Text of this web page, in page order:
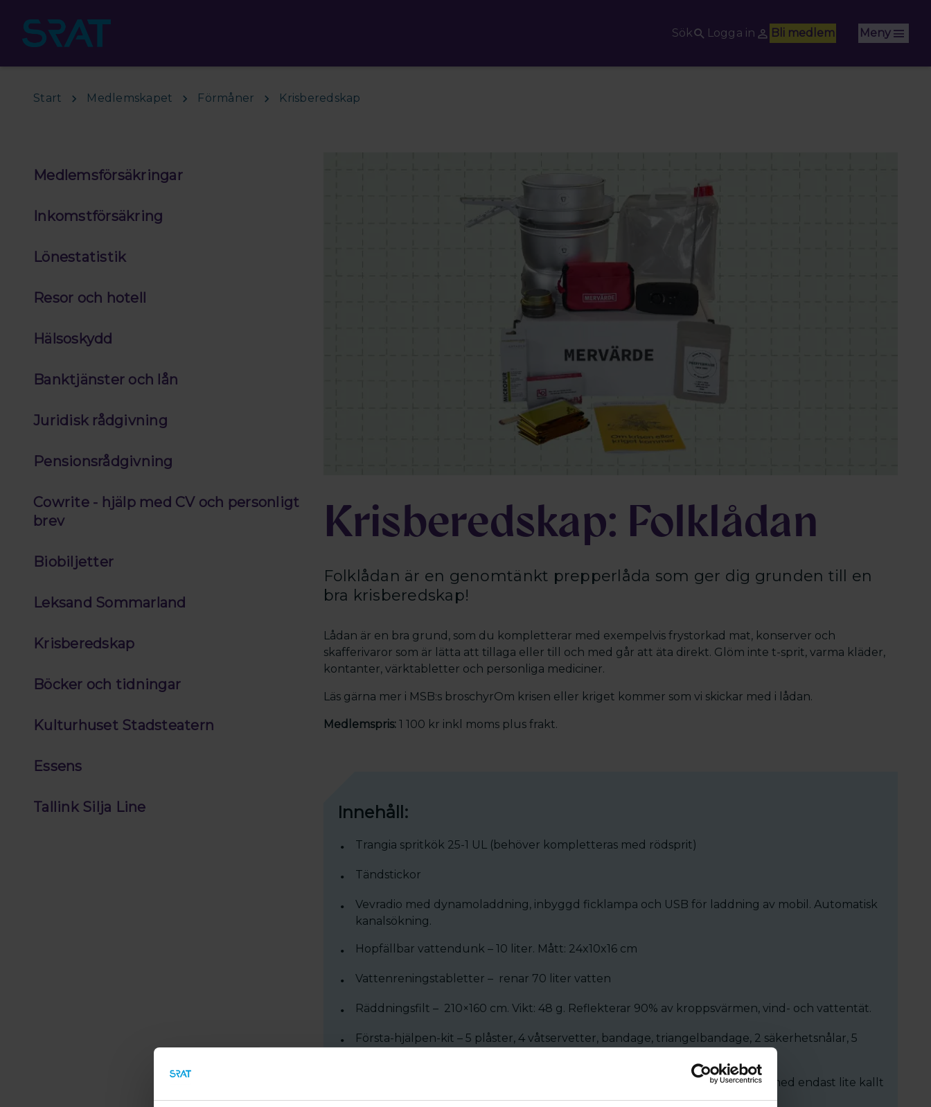
Sök
Logga in Bli medlem Meny
Start Medlemskapet Förmåner Krisberedskap
Medlemsförsäkringar
Inkomstförsäkring
Lönestatistik
Resor och hotell
Hälsoskydd
Banktjänster och lån
Juridisk rådgivning
Pensionsrådgivning
Cowrite - hjälp med CV och personligt
brev
Biobiljetter
Leksand Sommarland
Krisberedskap
Böcker och tidningar
Kulturhuset Stadsteatern
Essens
Tallink Silja Line
Krisberedskap: Folklådan
Folklådan är en genomtänkt prepperlåda som ger dig grunden till en
bra krisberedskap!
Lådan är en bra grund, som du kompletterar med exempelvis frystorkad mat, konserver och
skafferivaror som är lätta att tillaga eller till och med går att äta direkt. Glöm inte t-sprit, varma kläder,
kontanter, värktabletter och personliga mediciner.
Läs gärna mer i MSB:s broschyrOm krisen eller kriget kommer som vi skickar med i lådan.
Medlemspris: 1 100 kr inkl moms plus frakt.
Innehåll:
Trangia spritkök 25-1 UL (behöver kompletteras med rödsprit)
Tändstickor
Vevradio med dynamoladdning, inbyggd ficklampa och USB för laddning av mobil. Automatisk
kanalsökning.
Hopfällbar vattendunk – 10 liter. Mått: 24x10x16 cm
Vattenreningstabletter – renar 70 liter vatten
Räddningsfilt – 210×160 cm. Vikt: 48 g. Reflekterar 90% av kroppsvärmen, vind- och vattentät.
Första-hjälpen-kit – 5 plåster, 4 våtservetter, bandage, triangelbandage, 2 säkerhetsnålar, 5
Prepperwash – miljövänlig och giftfri rengöring som löser smuts/matrester med endast lite kallt
vatten